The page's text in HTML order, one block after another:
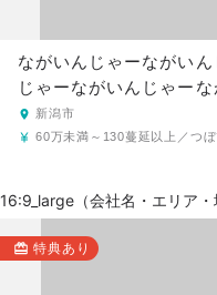
ながいんじゃーながい
じゃーながいんじゃー
新潟市
60万未満～130蔓延以上／つぼ
16:9_large（会社名・エリア・
特典あり